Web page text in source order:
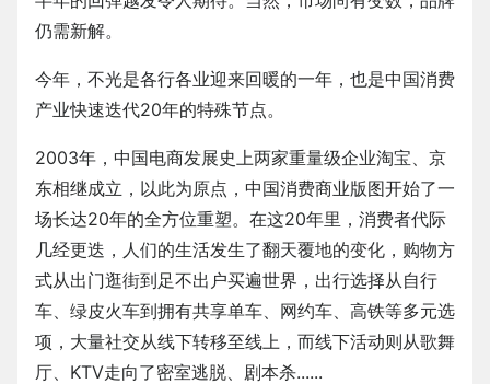
仍需新解。
今年，不光是各行各业迎来回暖的一年，也是中国消费
产业快速迭代20年的特殊节点。
2003年，中国电商发展史上两家重量级企业淘宝、京
东相继成立，以此为原点，中国消费商业版图开始了一
场长达20年的全方位重塑。在这20年里，消费者代际
几经更迭，人们的生活发生了翻天覆地的变化，购物方
式从出门逛街到足不出户买遍世界，出行选择从自行
车、绿皮火车到拥有共享单车、网约车、高铁等多元选
项，大量社交从线下转移至线上，而线下活动则从歌舞
厅、KTV走向了密室逃脱、剧本杀......